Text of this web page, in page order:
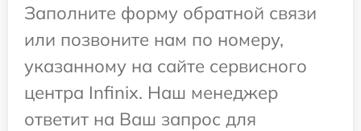
Заполните форму обратной связи
или позвоните нам по номеру,
указанному на сайте сервисного
центра Infinix. Наш менеджер
ответит на Ваш запрос для